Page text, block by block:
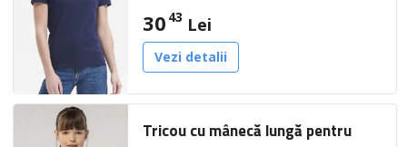
30 43 Lei
Vezi detalii
Tricou cu mânecă lungă pentru